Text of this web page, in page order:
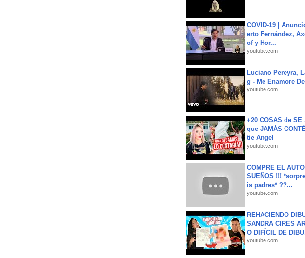
COVID-19 |
erto Fernández,
of y Hor...
youtube.com
Luciano Pereyra,
g - Me Enamore
youtube.com
+20 COSAS de SE
que JAMÁS
tie Angel
youtube.com
COMPRE EL
SUEÑOS !!!
is padres* ??...
youtube.com
REHACIENDO
SANDRA CIRES
O DIFÍCIL DE
youtube.com